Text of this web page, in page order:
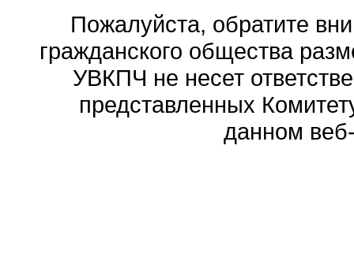
Пожалуйста, обратите
гражданского общества
УВКПЧ не несет
представленных
данном